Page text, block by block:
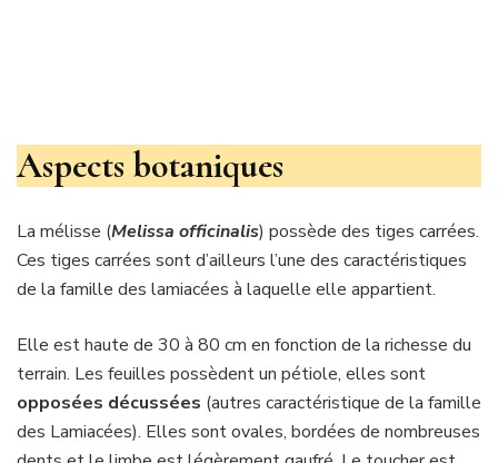
Aspects botaniques
La mélisse (Melissa officinalis) possède des tiges carrées.
Ces tiges carrées sont d’ailleurs l’une des caractéristiques
de la famille des lamiacées à laquelle elle appartient.
Elle est haute de 30 à 80 cm en fonction de la richesse du
terrain. Les feuilles possèdent un pétiole, elles sont
opposées décussées (autres caractéristique de la famille
des Lamiacées). Elles sont ovales, bordées de nombreuses